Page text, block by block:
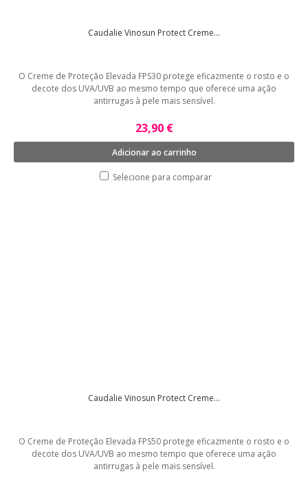
Caudalie Vinosun Protect Creme...
O Creme de Proteção Elevada FPS30 protege eficazmente o rosto e o
decote dos UVA/UVB ao mesmo tempo que oferece uma ação
antirrugas à pele mais sensível.
23,90 €
Adicionar ao carrinho
Selecione para comparar
Caudalie Vinosun Protect Creme...
O Creme de Proteção Elevada FPS50 protege eficazmente o rosto e o
decote dos UVA/UVB ao mesmo tempo que oferece uma ação
antirrugas à pele mais sensível.